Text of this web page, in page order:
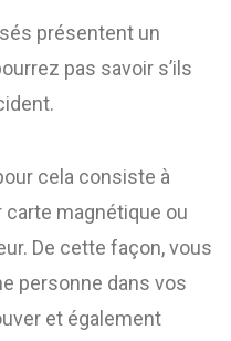
présentent un
pas savoir s’ils
cela consiste à
carte magnétique ou
De cette façon, vous
personne dans vos
et également